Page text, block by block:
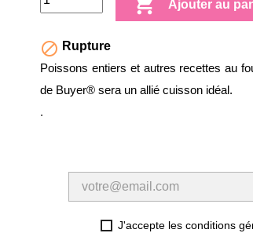
Ajouter au
 Rupture
Poissons entiers et autres recettes au
de Buyer® sera un allié cuisson idéal.
.
J'accepte les conditions